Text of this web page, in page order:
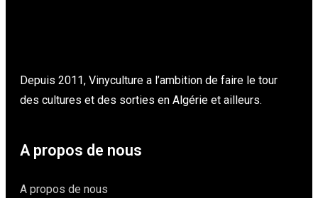
Depuis 2011, Vinyculture a l’ambition de faire le tour
des cultures et des sorties en Algérie et ailleurs.
A propos de nous
A propos de nous